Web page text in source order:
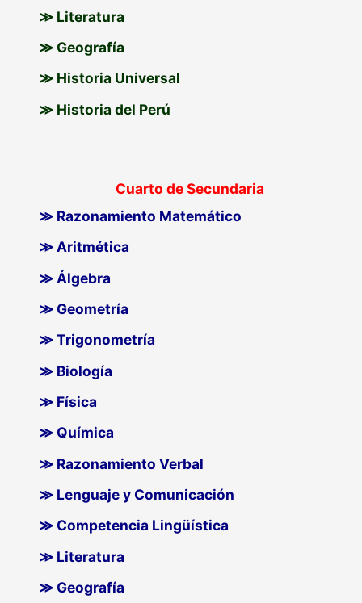
≫ Literatura
≫ Geografía
≫ Historia Universal
≫ Historia del Perú
Cuarto de Secundaria
≫ Razonamiento Matemático
≫ Aritmética
≫ Álgebra
≫ Geometría
≫ Trigonometría
≫ Biología
≫ Física
≫ Química
≫ Razonamiento Verbal
≫ Lenguaje y Comunicación
≫ Competencia Lingüística
≫ Literatura
≫ Geografía